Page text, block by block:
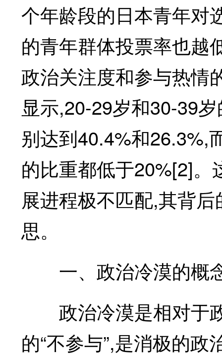
个年龄段的日本青年对
的青年群体投票率也越
政治关注度和参与热情
显示,20-29岁和30-39
别达到40.4%和26.3%,
的比重都低于20%[2]
展进程极不匹配,其背
思。
一、政治冷漠的概
政治冷漠是相对于
的“不参与”,是消极的